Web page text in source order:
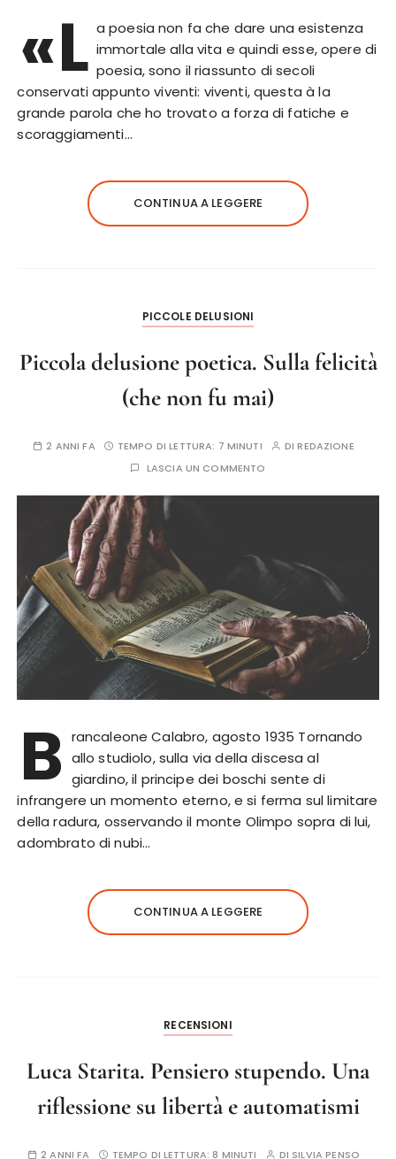
«L a poesia non fa che dare una esistenza
immortale alla vita e quindi esse, opere di
poesia, sono il riassunto di secoli
conservati appunto viventi: viventi, questa à la
grande parola che ho trovato a forza di fatiche e
scoraggiamenti…
CONTINUA A LEGGERE
PICCOLE DELUSIONI
Piccola delusione poetica. Sulla felicità
(che non fu mai)
2 ANNI FA TEMPO DI LETTURA: 7 MINUTI DIREDAZIONE
LASCIA UN COMMENTO
B rancaleone Calabro, agosto 1935 Tornando
allo studiolo, sulla via della discesa al
giardino, il principe dei boschi sente di
infrangere un momento eterno, e si ferma sul limitare
della radura, osservando il monte Olimpo sopra di lui,
adombrato di nubi…
CONTINUA A LEGGERE
RECENSIONI
Luca Starita. Pensiero stupendo. Una
riflessione su libertà e automatismi
2 ANNI FA TEMPO DI LETTURA:8 MINUTI DI SILVIA PENSO